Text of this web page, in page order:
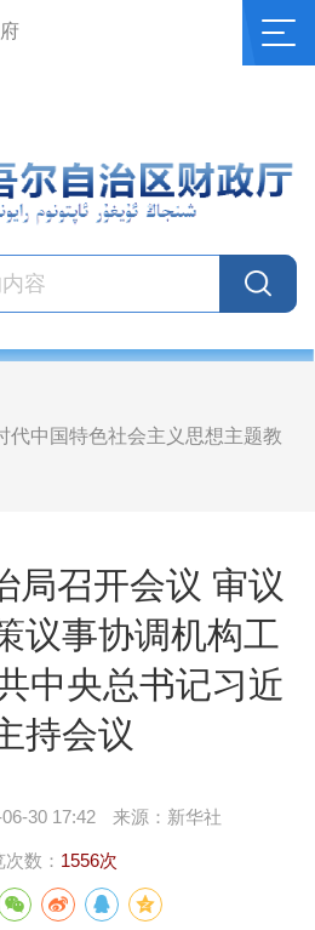
代中国特色社会主义思想主题教
局召开会议 审议
议事协调机构工
中央总书记习近
持会议
30 17:42 来源： 新华社
数： 1556次